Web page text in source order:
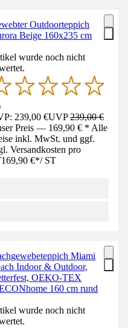
Outdoorteppich
Beige 160x235 cm
wurde noch nicht
239,00 €UVP239,00 €
Preis — 169,90 € * Alle
inkl. MwSt. und ggf.
Versandkosten pro
169,90 €*/ ST
Miami
Indoor & Outdoor,
OEKO-TEX
160 cm rund
wurde noch nicht